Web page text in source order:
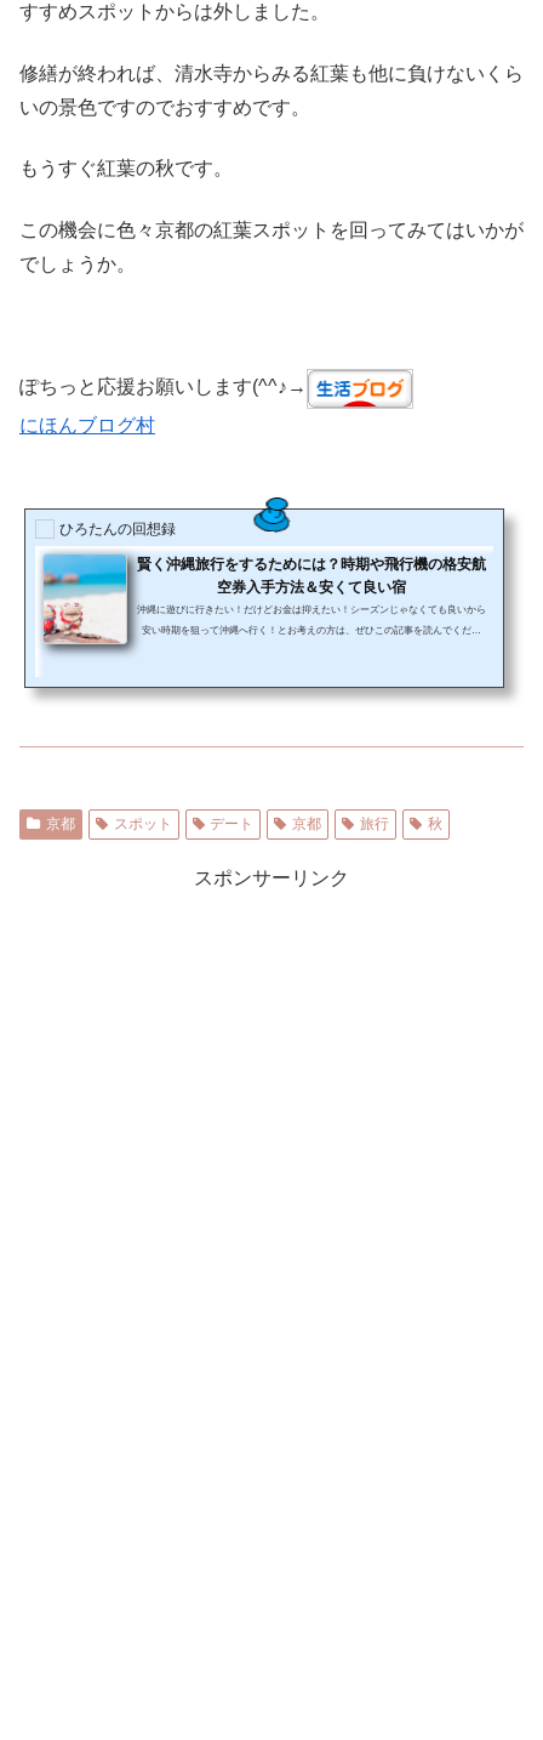
すすめスポットからは外しました。
修繕が終われば、清水寺からみる紅葉も他に負けないくら
いの景色ですのでおすすめです。
もうすぐ紅葉の秋です。
この機会に色々京都の紅葉スポットを回ってみてはいかが
でしょうか。
ぽちっと応援お願いします(^^♪→
にほんブログ村
ひろたんの回想録
賢く沖縄旅行をするためには？時期や飛行機の格安航
空券入手方法＆安くて良い宿
沖縄に遊びに行きたい！だけどお金は抑えたい！シーズンじゃなくても良いから
安い時期を狙って沖縄へ行く！とお考えの方は、ぜひこの記事を読んでくださ
京都 スポット デート 京都 旅行 秋
スポンサーリンク